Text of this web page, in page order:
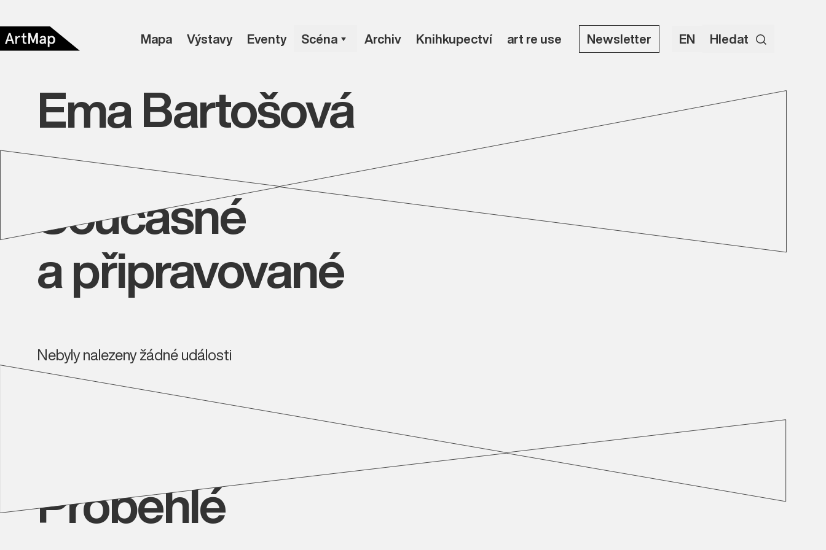
Mapa Výstavy Eventy Scéna Archiv Knihkupectví art re use Newsletter EN Hledat
Ema Bartošová
Současné
a připravované
Nebyly nalezeny žádné události
Proběhlé